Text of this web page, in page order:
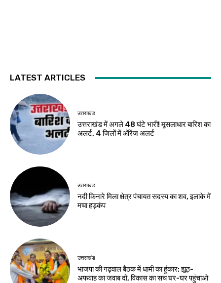
LATEST ARTICLES
उत्तराखंड
उत्तराखंड में अगले 48 घंटे भारी! मूसलाधार बारिश का
अलर्ट, 4 जिलों में ऑरेंज अलर्ट
उत्तराखंड
नदी किनारे मिला क्षेत्र पंचायत सदस्य का शव, इलाके में
मचा हड़कंप
उत्तराखंड
भाजपा की गढ़वाल बैठक में धामी का हुंकार: झूठ-
अफवाह का जवाब दो, विकास का सच घर-घर पहुंचाओ